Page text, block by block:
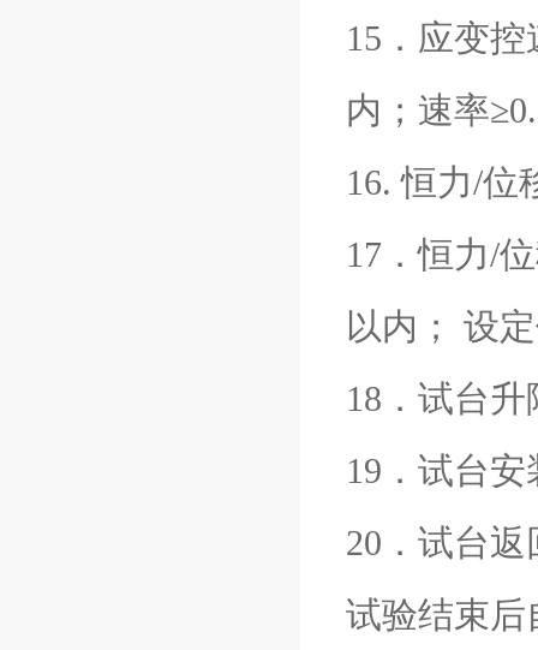
15．应变
内；速率
16. 恒力/位
17．恒力/
以内； 设
18．试台
19．试台
20．试台
试验结束后